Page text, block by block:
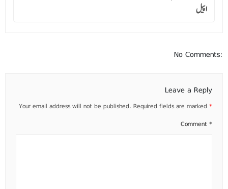
اپیل
No Comments:
Leave a Reply
Your email address will not be published. Required fields are marked *
Comment *